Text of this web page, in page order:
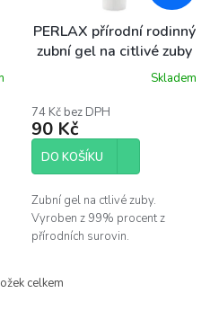
PERLAX přírodní rodinný
zubní gel na citlivé zuby
s Aloe Vera - Profi Line,
Skladem
74 Kč bez DPH
90 Kč
DO KOŠÍKU
Zubní gel na ctlivé zuby.
Vyroben z 99% procent z
přírodních surovin.
Ocelkem